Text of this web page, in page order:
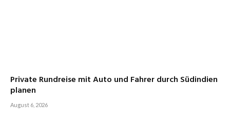
Private Rundreise mit Auto und Fahrer durch Südindien
planen
August 6, 2026